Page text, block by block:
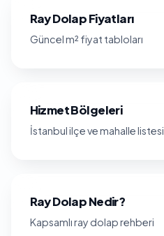
Ray Dolap Fiyatları
Güncel m² fiyat tabloları
Hizmet Bölgeleri
İstanbul ilçe ve mahalle listesi
Ray Dolap Nedir?
Kapsamlı ray dolap rehberi